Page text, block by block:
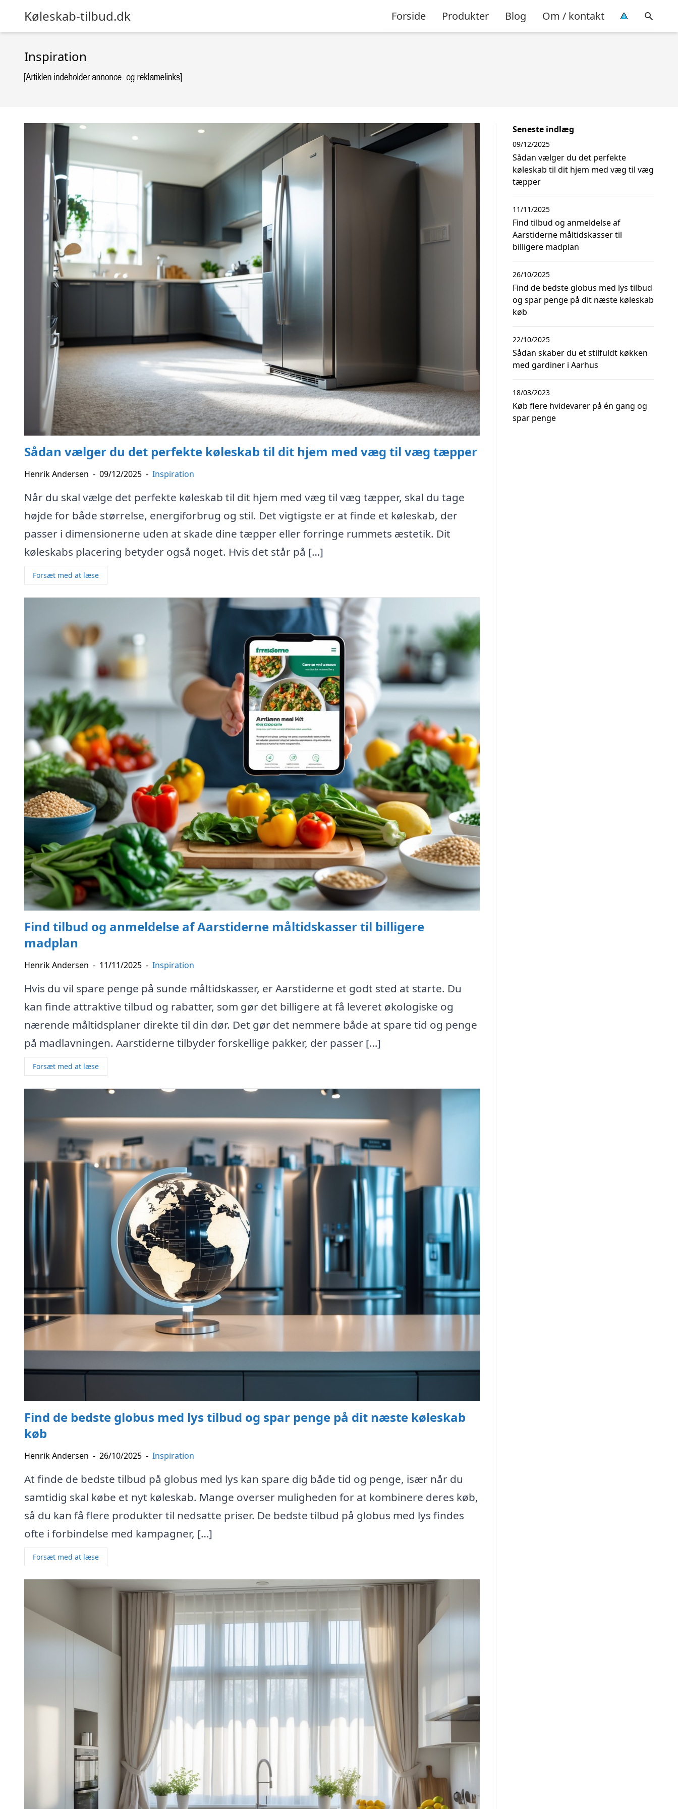
Køleskab-tilbud.dk Forside Produkter Blog Om / kontakt
Inspiration
Sådan vælger du det perfekte køleskab til dit hjem med væg til væg tæpper
Henrik Andersen - 09/12/2025 - Inspiration
Når du skal vælge det perfekte køleskab til dit hjem med væg til væg tæpper, skal du tage
højde for både størrelse, energiforbrug og stil. Det vigtigste er at finde et køleskab, der
passer i dimensionerne uden at skade dine tæpper eller forringe rummets æstetik. Dit
køleskabs placering betyder også noget. Hvis det står på […]
Forsæt med at læse
Find tilbud og anmeldelse af Aarstiderne måltidskasser til billigere
madplan
Henrik Andersen - 11/11/2025 - Inspiration
Hvis du vil spare penge på sunde måltidskasser, er Aarstiderne et godt sted at starte. Du
kan finde attraktive tilbud og rabatter, som gør det billigere at få leveret økologiske og
nærende måltidsplaner direkte til din dør. Det gør det nemmere både at spare tid og penge
på madlavningen. Aarstiderne tilbyder forskellige pakker, der passer […]
Forsæt med at læse
Find de bedste globus med lys tilbud og spar penge på dit næste køleskab
køb
Henrik Andersen - 26/10/2025 - Inspiration
At finde de bedste tilbud på globus med lys kan spare dig både tid og penge, især når du
samtidig skal købe et nyt køleskab. Mange overser muligheden for at kombinere deres køb,
så du kan få flere produkter til nedsatte priser. De bedste tilbud på globus med lys findes
ofte i forbindelse med kampagner, […]
Forsæt med at læse
Seneste indlæg
Sådan vælger du det perfekte
køleskab til dit hjem med væg til væg
tæpper
09/12/2025
Find tilbud og anmeldelse af
Aarstiderne måltidskasser til
billigere madplan
11/11/2025
Find de bedste globus med lys tilbud
og spar penge på dit næste køleskab
køb
26/10/2025
Sådan skaber du et stilfuldt køkken
med gardiner i Aarhus
22/10/2025
Køb flere hvidevarer på én gang og
spar penge
18/03/2023